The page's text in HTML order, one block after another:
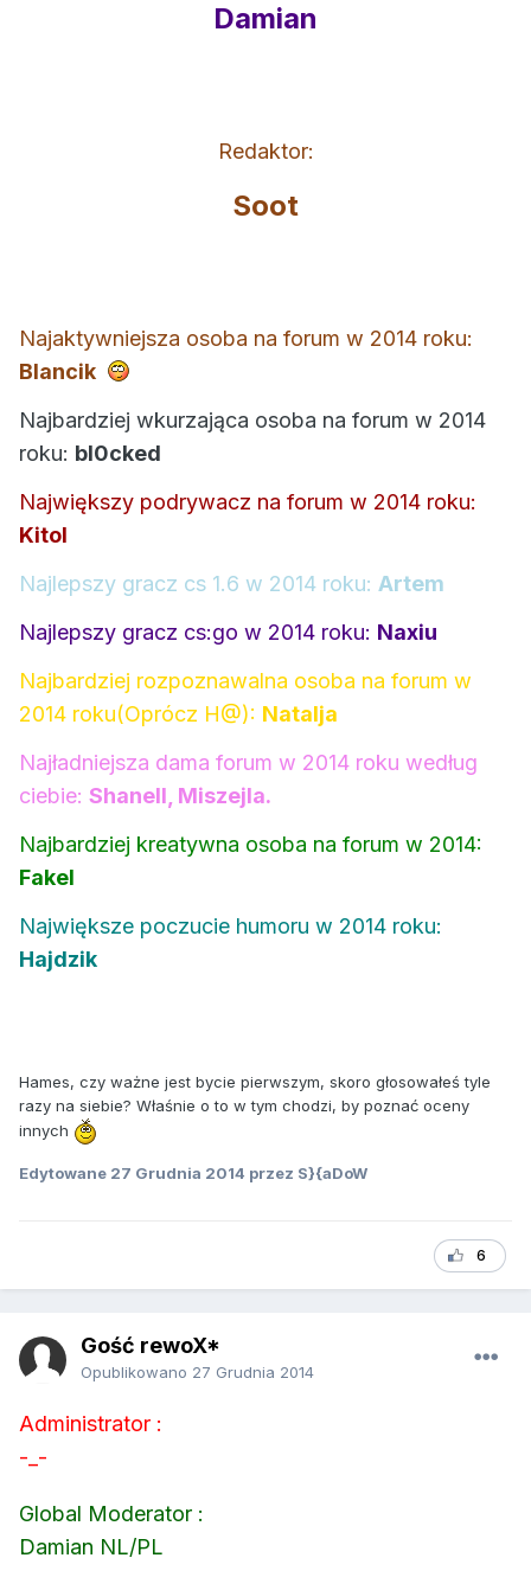
Damian
Redaktor:
Soot
Najaktywniejsza osoba na forum w 2014 roku:
Blancik
Najbardziej wkurzająca osoba na forum w 2014
roku: bl0cked
Największy podrywacz na forum w 2014 roku:
Kitol
Najlepszy gracz cs 1.6 w 2014 roku: Artem
Najlepszy gracz cs:go w 2014 roku: Naxiu
Najbardziej rozpoznawalna osoba na forum w
2014 roku(Oprócz H@): Natalja
Najładniejsza dama forum w 2014 roku według
ciebie: Shanell, Miszejla.
Najbardziej kreatywna osoba na forum w 2014:
Fakel
Największe poczucie humoru w 2014 roku:
Hajdzik
Hames, czy ważne jest bycie pierwszym, skoro głosowałeś tyle
razy na siebie? Właśnie o to w tym chodzi, by poznać oceny
innych
Edytowane 27 Grudnia 2014 przez S}{aDoW
6
Gość rewoX*
Opublikowano 27 Grudnia 2014
Administrator :
-_-
Global Moderator :
Damian NL/PL